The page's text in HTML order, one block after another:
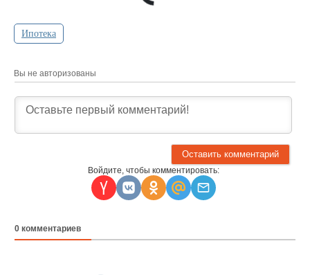
Ипотека
Вы не авторизованы
Войдите, чтобы комментировать:
0 комментариев